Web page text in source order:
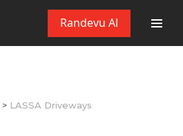
Randevu Al
> LASSA Driveways